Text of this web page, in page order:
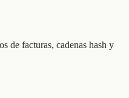
de facturas, cadenas hash y